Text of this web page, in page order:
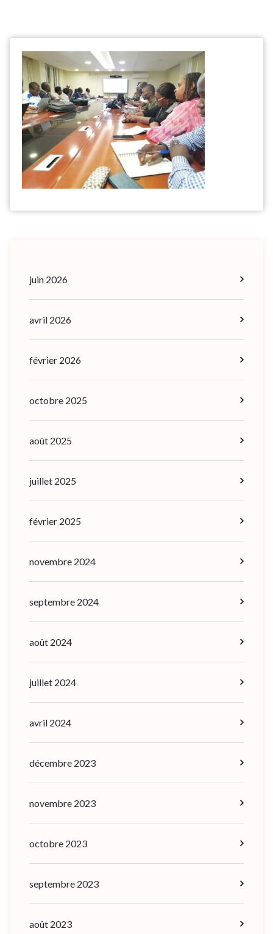
juin 2026
avril 2026
février 2026
octobre 2025
août 2025
juillet 2025
février 2025
novembre 2024
septembre 2024
août 2024
juillet 2024
avril 2024
décembre 2023
novembre 2023
octobre 2023
septembre 2023
août 2023